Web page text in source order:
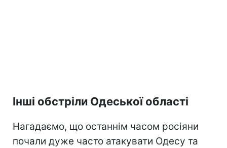
Інші обстріли Одеської області
Нагадаємо, що останнім часом росіяни
почали дуже часто атакувати Одесу та